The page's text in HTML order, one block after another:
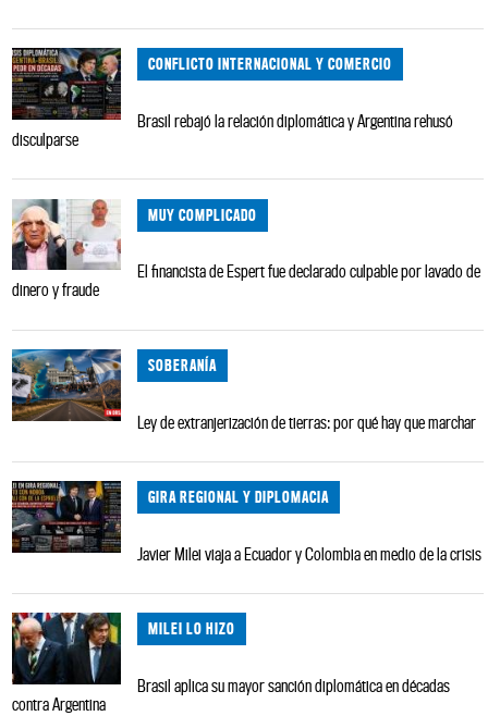
CONFLICTO INTERNACIONAL Y COMERCIO
Brasil rebajó la relación diplomática y Argentina rehusó
disculparse
MUY COMPLICADO
El financista de Espert fue declarado culpable por lavado de
dinero y fraude
SOBERANÍA
Ley de extranjerización de tierras: por qué hay que marchar
GIRA REGIONAL Y DIPLOMACIA
Javier Milei viaja a Ecuador y Colombia en medio de la crisis
MILEI LO HIZO
Brasil aplica su mayor sanción diplomática en décadas
contra Argentina